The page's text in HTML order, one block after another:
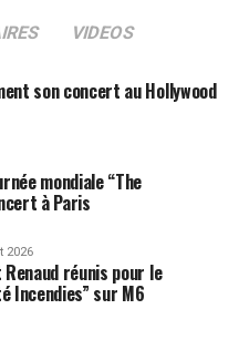
VIDEOS
son concert au Hollywood
mondiale “The
à Paris
2026
réunis pour le
Incendies” sur M6